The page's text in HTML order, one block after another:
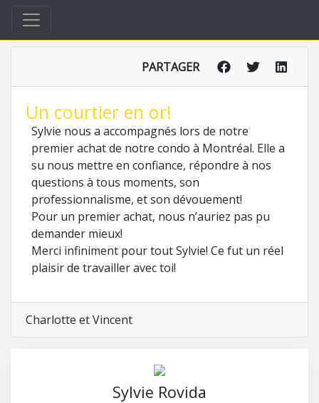
PARTAGER
Un courtier en or!
Sylvie nous a accompagnés lors de notre
premier achat de notre condo à Montréal. Elle a
su nous mettre en confiance, répondre à nos
questions à tous moments, son
professionnalisme, et son dévouement!
Pour un premier achat, nous n’auriez pas pu
demander mieux!
Merci infiniment pour tout Sylvie! Ce fut un réel
plaisir de travailler avec toi!
Charlotte et Vincent
Sylvie Rovida